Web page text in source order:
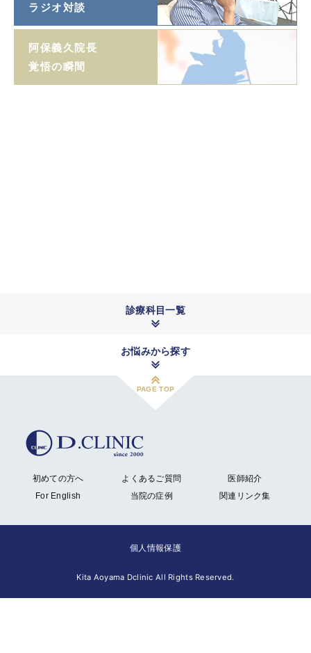
ラジオ対談
阿保義久院長
覚悟の瞬間
診療科目一覧
お悩みから探す
PAGE TOP
初めての方へ よくあるご質問
医師紹介
For English
当院の症例 関連リンク集
個人情報保護
Kita Aoyama Dclinic All Rights Reserved.